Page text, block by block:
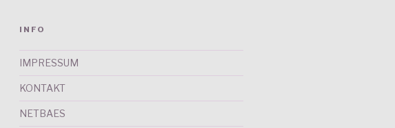
INFO
IMPRESSUM
KONTAKT
NETBAES